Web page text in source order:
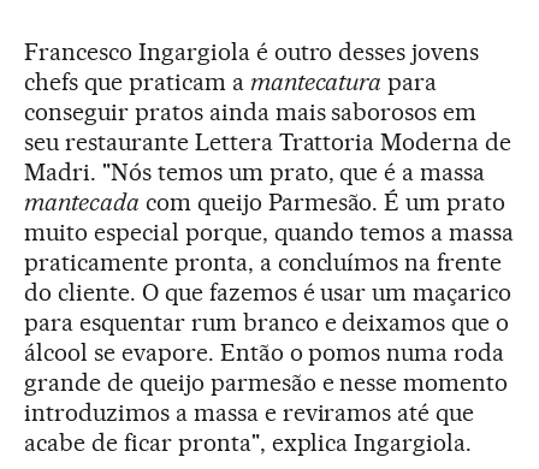
Francesco Ingargiola é outro desses jovens
chefs que praticam a mantecatura para
conseguir pratos ainda mais saborosos em
seu restaurante Lettera Trattoria Moderna de
Madri. "Nós temos um prato, que é a massa
mantecada com queijo Parmesão. É um prato
muito especial porque, quando temos a massa
praticamente pronta, a concluímos na frente
do cliente. O que fazemos é usar um maçarico
para esquentar rum branco e deixamos que o
álcool se evapore. Então o pomos numa roda
grande de queijo parmesão e nesse momento
introduzimos a massa e reviramos até que
acabe de ficar pronta", explica Ingargiola.